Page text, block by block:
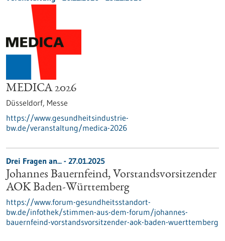
MEDICA 2026
Düsseldorf, Messe
https://www.gesundheitsindustrie-
bw.de/veranstaltung/medica-2026
Drei Fragen an... - 27.01.2025
Johannes Bauernfeind, Vorstandsvorsitzender
AOK Baden-Württemberg
https://www.forum-gesundheitsstandort-
bw.de/infothek/stimmen-aus-dem-forum/johannes-
bauernfeind-vorstandsvorsitzender-aok-baden-wuerttemberg